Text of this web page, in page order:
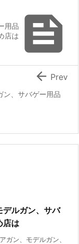

用品
店は
ン、サバゲー用品
 Prev
デルガン、サバ
店は
ガン、モデルガン、